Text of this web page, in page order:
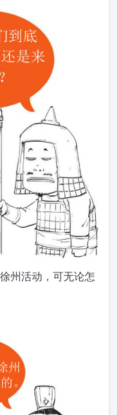
州活动，可无论怎